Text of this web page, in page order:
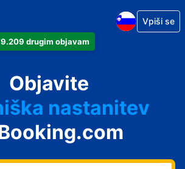
drugim objavam
Vpiši se
Objavite
apartma
svoj hotel
nastanitev
gostišče
svoj B&B